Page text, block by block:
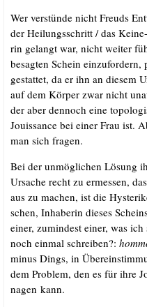
Wer ver­stün­de nicht Freuds
der Hei­lungs­schritt /​ das
rin gelangt war, nicht wei­ter
besag­ten Schein
ge­stat­tet, da er ihn an die­sem
auf dem Kör­per zwar nicht
der aber den­noch eine
Jouis­sance bei einer Frau ist.
man sich fragen.
Bei der unmög­li­chen Lösung
Ursa­che recht zu ermes­sen,
aus zu machen, ist die
schen, Inha­be­rin die­ses
einer, zumin­dest einer, was
noch ein­mal schrei­ben?:
minus Dings, in
dem Pro­blem, den es für ihre
nagen kann.